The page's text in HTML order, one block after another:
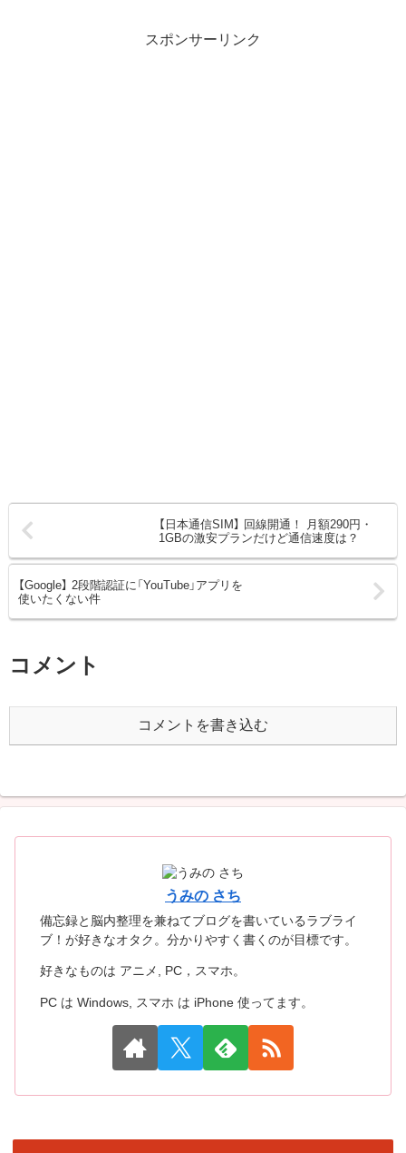
スポンサーリンク
【日本通信SIM】 回線開通！ 月額290円・
1GBの激安プランだけど通信速度は？
【Google】 2段階認証に「YouTube」アプリを
使いたくない件
コメント
コメントを書き込む
うみの さち
備忘録と脳内整理を兼ねてブログを書いているラブライ
ブ！が好きなオタク。分かりやすく書くのが目標です。
好きなものは アニメ, PC，スマホ。
PC は Windows, スマホ は iPhone 使ってます。